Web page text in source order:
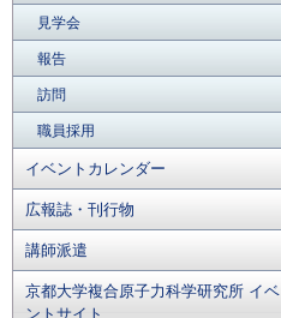
見学会
報告
訪問
職員採用
イベントカレンダー
広報誌・刊行物
講師派遣
京都大学複合原子力科学研究所 イベ
ントサイト